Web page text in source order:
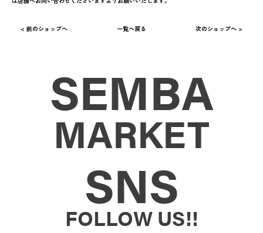
< 前のショップへ 一覧へ戻る 次のショップへ >
SEMBA
MARKET
SNS
FOLLOW US!!